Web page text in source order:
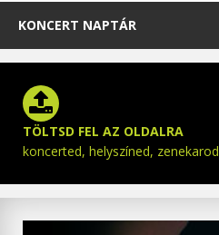
KONCERT NAPTÁR
TÖLTSD FEL AZ OLDALRA
koncerted, helyszíned, zenekarod